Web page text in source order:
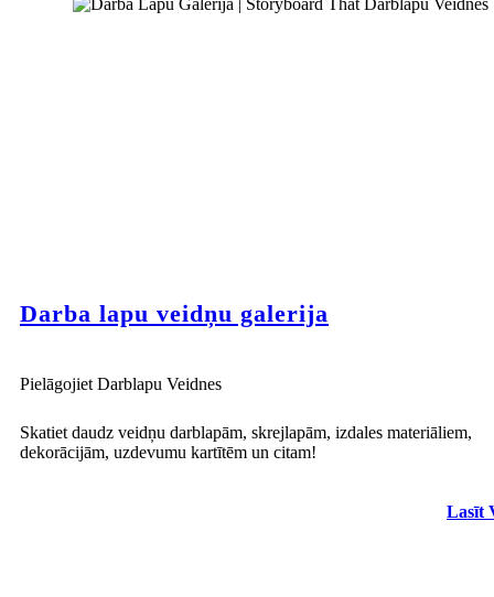
Darba lapu veidņu galerija
Pielāgojiet Darblapu Veidnes
Skatiet daudz veidņu darblapām, skrejlapām, izdales materiāliem,
dekorācijām, uzdevumu kartītēm un citam!
Lasīt